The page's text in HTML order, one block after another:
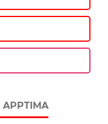
APPTIMA